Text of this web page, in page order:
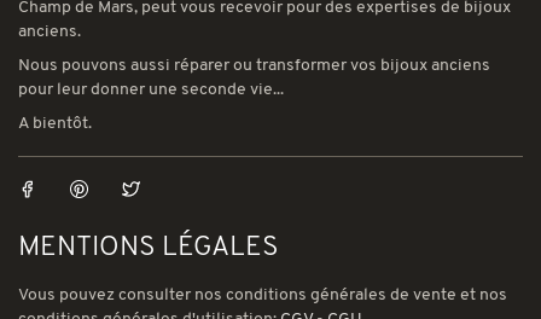
Champ de Mars, peut vous recevoir pour des expertises de bijoux
anciens.
Nous pouvons aussi réparer ou transformer vos bijoux anciens
pour leur donner une seconde vie...
A bientôt.
MENTIONS LÉGALES
Vous pouvez consulter nos conditions générales de vente et nos